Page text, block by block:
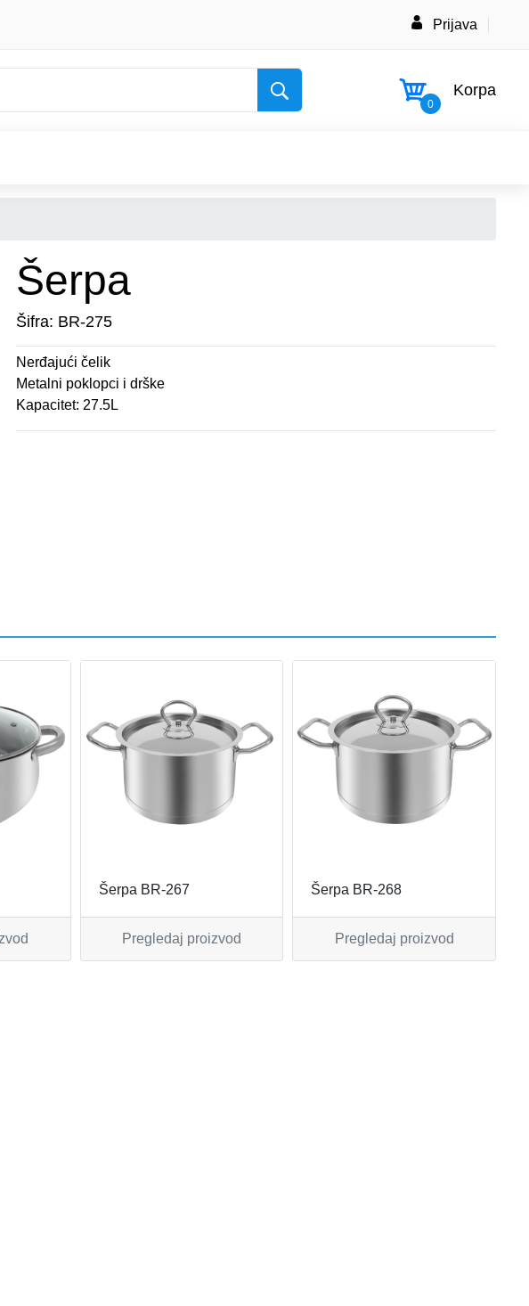
Prijava
0
Korpa
Šerpa
Šifra: BR-275
Nerđajući čelik
Metalni poklopci i drške
Kapacitet: 27.5L
Šerpa BR-267
Pregledaj proizvod
Šerpa BR-268
Pregledaj proizvod